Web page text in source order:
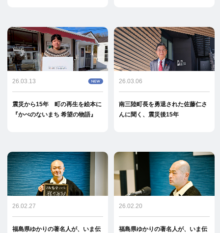
26.03.13
震災から15年 町の再生を絵本に
『かべのないまち 希望の物語』
26.03.06
南三陸町長を勇退された佐藤仁さ
んに聞く、震災後15年
26.02.27
福島県ゆかりの著名人が、いま伝
26.02.20
福島県ゆかりの著名人が、いま伝